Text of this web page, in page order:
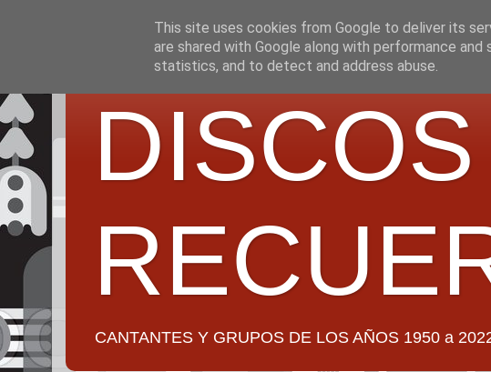
CANTANTES Y GRUPOS DE LOS AÑOS 1950 a
This site uses cookies from Google to deliver its
are shared with Google along with performance
statistics, and to detect and address abuse.